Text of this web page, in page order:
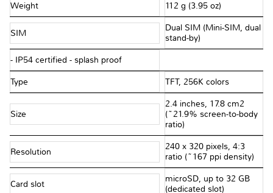
Weight 112 g (3.95 oz)
SIM
Dual SIM (Mini-SIM, dual
stand-by)
- IP54 certified - splash proof
Type TFT, 256K colors
Size
2.4 inches, 17.8 cm2
(~21.9% screen-to-body
ratio)
Resolution
240 x 320 pixels, 4:3
ratio (~167 ppi density)
Card slot
microSD, up to 32 GB
(dedicated slot)